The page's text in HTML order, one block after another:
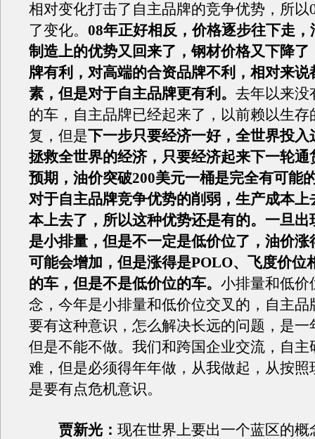
相对变化打击了自主品牌的竞争优势，所以
了变化。 08年正好相反，价格逐步往下走
制造上的优势又回来了，钢材价格又下降了
牌有利，对高端的合资品牌不利，相对来说
素，但是对于自主品牌更有利。 去年以来没
的车，自主品牌已经起来了，以前赖以生存
复，但是下一步只要经济一好，全世界投入
拯救全世界的经济，只要经济起来下一轮通
预期，油价突破200美元一桶是完全有可能
对于自主品牌竞争优势的削弱，生产成本上
本上去了，所以这种优势还是有的。一旦出
是小排量，但是不一定是低价位了，油价涨
可能会增加，但是涨得是POLO、飞度价位
的车，但是不是低价位的车。 小排量和低价
念，今年是小排量和低价位交叉的，自主品
要有这种意识，怎么解决长远的问题，是一
但是不能不做。我们和跨国企业交流，自主
难，但是必须得年年做，从我做起，从按照
是要有点危机意识。
贾新光： 现在世界上要出一个蓝区的概